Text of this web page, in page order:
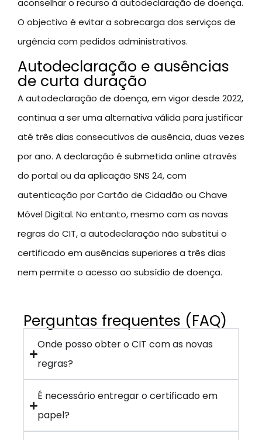
O objectivo é evitar a sobrecarga dos serviços de
urgência com pedidos administrativos.
Autodeclaração e ausências
de curta duração
A autodeclaração de doença, em vigor desde 2022,
continua a ser uma alternativa válida para justificar
até três dias consecutivos de ausência, duas vezes
por ano. A declaração é submetida online através
do portal ou da aplicação SNS 24, com
autenticação por Cartão de Cidadão ou Chave
Móvel Digital. No entanto, mesmo com as novas
regras do CIT, a autodeclaração não substitui o
certificado em ausências superiores a três dias
nem permite o acesso ao subsídio de doença.
Perguntas frequentes (FAQ)
Onde posso obter o CIT com as novas
regras?
É necessário entregar o certificado em
papel?